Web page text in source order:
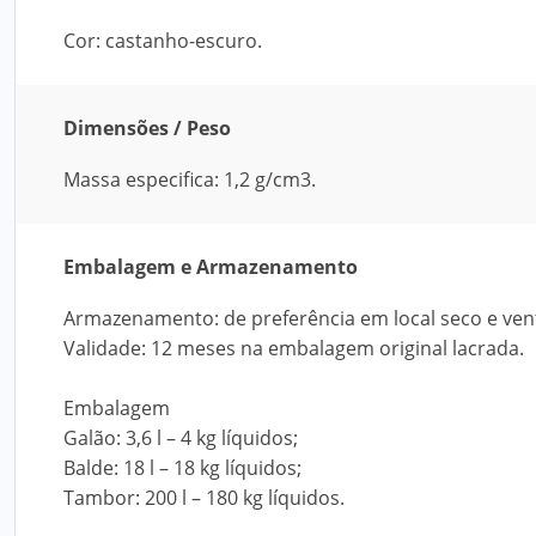
Cor: castanho-escuro.
Dimensões / Peso
Massa especifica: 1,2 g/cm3.
Embalagem e Armazenamento
Armazenamento: de preferência em local seco e
Validade: 12 meses na embalagem original lacrada.
Embalagem
Galão: 3,6 l – 4 kg líquidos;
Balde: 18 l – 18 kg líquidos;
Tambor: 200 l – 180 kg líquidos.